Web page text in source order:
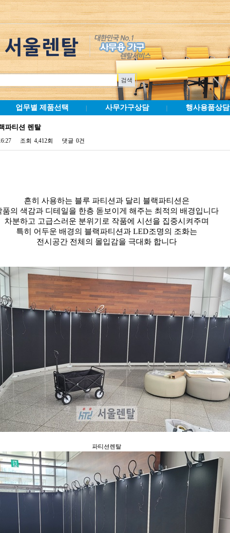
업무별 제품선택 사무가구상담 행사용품상담
파티션 렌탈
조회 4,412회 댓글 0건
흔히 사용하는 블루 파티션과 달리 블랙파티션은
품의 색감과 디테일을 한층 돋보이게 해주는 최적의 배경입니다
차분하고 고급스러운 분위기로 작품에 시선을 집중시켜주며
특히 어두운 배경의 블랙파티션과 LED조명의 조화는
전시공간 전체의 몰입감을 극대화 합니다
파티션렌탈